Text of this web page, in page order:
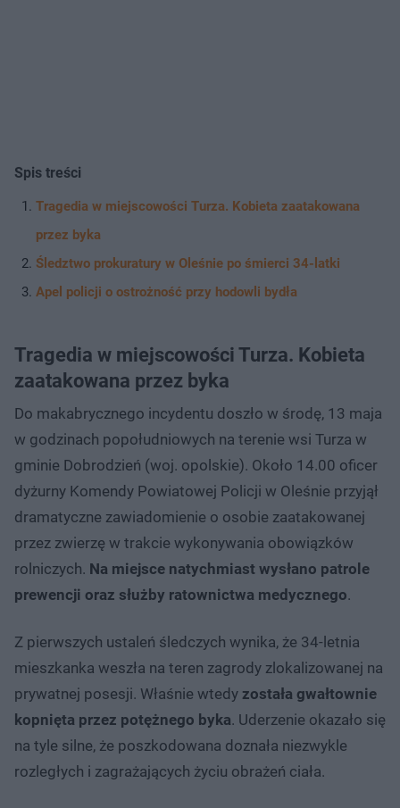
Spis treści
Tragedia w miejscowości Turza. Kobieta zaatakowana
przez byka
Śledztwo prokuratury w Oleśnie po śmierci 34-latki
Apel policji o ostrożność przy hodowli bydła
Tragedia w miejscowości Turza. Kobieta
zaatakowana przez byka
Do makabrycznego incydentu doszło w środę, 13 maja
w godzinach popołudniowych na terenie wsi Turza w
gminie Dobrodzień (woj. opolskie). Około 14.00 oficer
dyżurny Komendy Powiatowej Policji w Oleśnie przyjął
dramatyczne zawiadomienie o osobie zaatakowanej
przez zwierzę w trakcie wykonywania obowiązków
rolniczych. Na miejsce natychmiast wysłano patrole
prewencji oraz służby ratownictwa medycznego.
Z pierwszych ustaleń śledczych wynika, że 34-letnia
mieszkanka weszła na teren zagrody zlokalizowanej na
prywatnej posesji. Właśnie wtedy została gwałtownie
kopnięta przez potężnego byka. Uderzenie okazało się
na tyle silne, że poszkodowana doznała niezwykle
rozległych i zagrażających życiu obrażeń ciała.